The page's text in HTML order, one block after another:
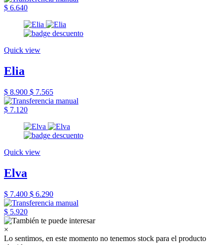
$ 6.640
Quick view
Elia
$ 8.900 $ 7.565
$ 7.120
Quick view
Elva
$ 7.400 $ 6.290
$ 5.920
×
Lo sentimos, en este momento no tenemos stock para el producto